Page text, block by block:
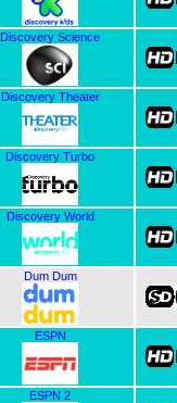
Discovery Science
Discovery Theater
Discovery Turbo
Discovery World
Dum Dum
ESPN
ESPN 2